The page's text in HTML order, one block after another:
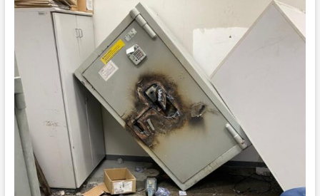
apreendidas
no
Parque
Estadual
Ilhabela